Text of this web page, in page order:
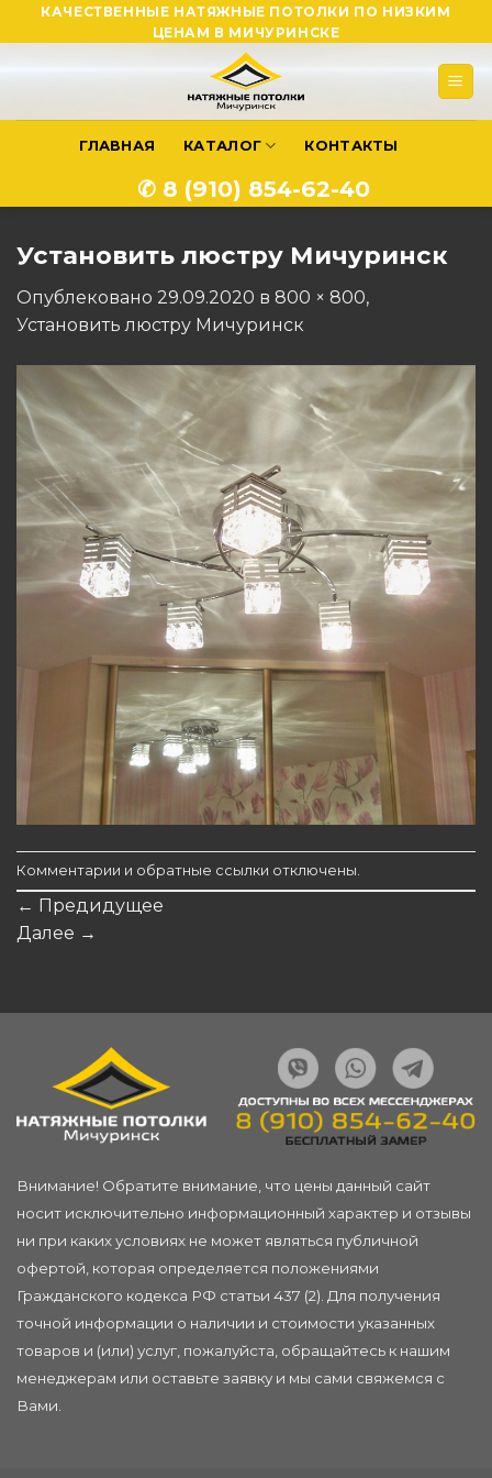
to
КАЧЕСТВЕННЫЕ НАТЯЖНЫЕ ПОТОЛКИ ПО НИЗКИМ
ЦЕНАМ В МИЧУРИНСКЕ
ГЛАВНАЯ КАТАЛОГ КОНТАКТЫ
✆ 8 (910) 854-62-40
Установить люстру Мичуринск
Опублековано 29.09.2020 в 800 × 800,
Установить люстру Мичуринск
Комментарии и обратные ссылки отключены.
← Предидущее
Далее →
Внимание! Обратите внимание, что цены данный сайт
носит исключительно информационный характер и отзывы
ни при каких условиях не может являться публичной
офертой, которая определяется положениями
Гражданского кодекса РФ статьи 437 (2). Для получения
точной информации о наличии и стоимости указанных
товаров и (или) услуг, пожалуйста, обращайтесь к нашим
менеджерам или оставьте заявку и мы сами свяжемся с
Вами.